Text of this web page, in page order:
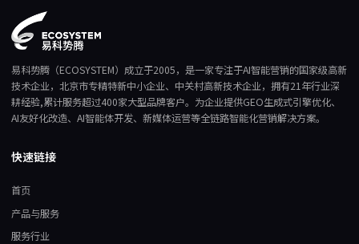
易科势腾（ECOSYSTEM）成立于2005，是一家专注于AI智能营销的国家级高新
技术企业，北京市专精特新中小企业、中关村高新技术企业，拥有21年行业深
耕经验,累计服务超过400家大型品牌客户。为企业提供GEO生成式引擎优化、
AI友好化改造、AI智能体开发、新媒体运营等全链路智能化营销解决方案。
快速链接
首页
产品与服务
服务行业